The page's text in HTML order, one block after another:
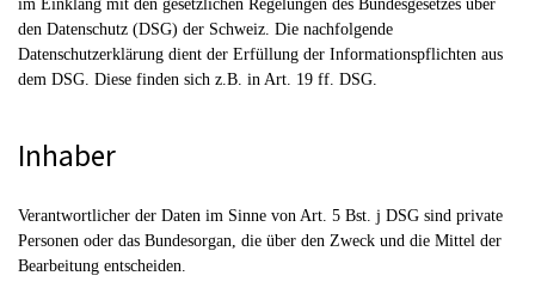
im Einklang mit den gesetzlichen Regelungen des Bundesgesetzes über
den Datenschutz (DSG) der Schweiz. Die nachfolgende
Datenschutzerklärung dient der Erfüllung der Informationspflichten aus
dem DSG. Diese finden sich z.B. in Art. 19 ff. DSG.
Inhaber
Verantwortlicher der Daten im Sinne von Art. 5 Bst. j DSG sind private
Personen oder das Bundesorgan, die über den Zweck und die Mittel der
Bearbeitung entscheiden.